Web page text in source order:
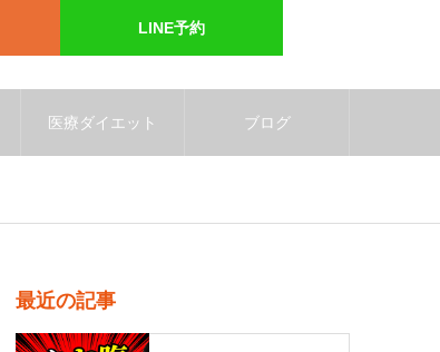
LINE予約
医療ダイエット ブログ
最近の記事